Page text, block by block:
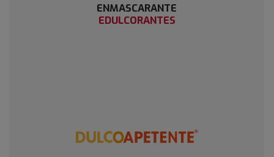
ENMASCARANTE
EDULCORANTES